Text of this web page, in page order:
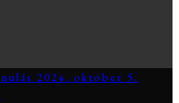
2024. október 5.